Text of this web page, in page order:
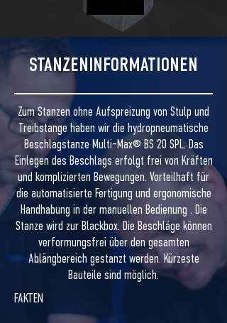
STANZENINFORMATIONEN
Zum Stanzen ohne Aufspreizung von Stulp und
Treibstange haben wir die hydropneumatische
Beschlagstanze Multi‒Max® BS 20 SPL. Das
Einlegen des Beschlags erfolgt frei von Kräften
und komplizierten Bewegungen. Vorteilhaft für
die automatisierte Fertigung und ergonomische
Handhabung in der manuellen Bedienung . Die
Stanze wird zur Blackbox. Die Beschläge können
verformungsfrei über den gesamten
Ablängbereich gestanzt werden. Kürzeste
Bauteile sind möglich.
FAKTEN